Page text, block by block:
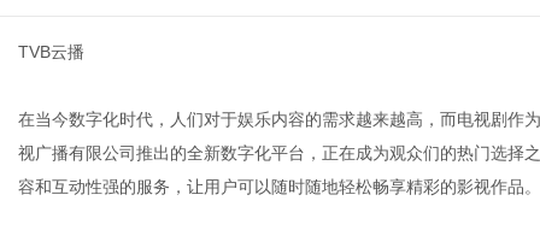
TVB云播
在当今数字化时代，人们对于娱乐内容的需求越来越高，而电视剧作
视广播有限公司推出的全新数字化平台，正在成为观众们的热门选择
容和互动性强的服务，让用户可以随时随地轻松畅享精彩的影视作品。